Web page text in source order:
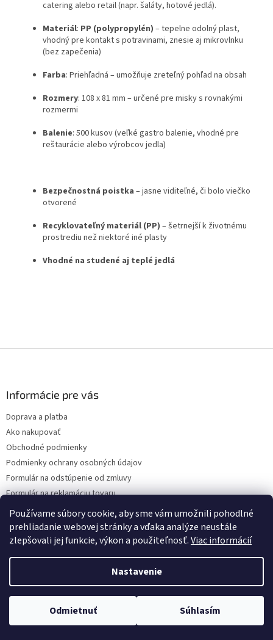
Používame súbory cookie, aby sme vám umožnili pohodlné
prehliadanie webovej stránky a vďaka analýze neustále
zlepšovali jej funkcie, výkon a použiteľnosť.Viac informácií
Nastavenie
Odmietnuť Súhlasím
catering alebo retail (napr. šaláty, hotové jedlá).
Materiál: PP (polypropylén) – tepelne odolný plast,
vhodný pre kontakt s potravinami, znesie aj mikrovlnku
(bez zapečenia)
Farba: Priehľadná – umožňuje zreteľný pohľad na obsah
Rozmery: 108 x 81 mm – určené pre misky s rovnakými
rozmermi
Balenie: 500 kusov (veľké gastro balenie, vhodné pre
reštaurácie alebo výrobcov jedla)
Bezpečnostná poistka – jasne viditeľné, či bolo viečko
otvorené
Recyklovateľný materiál (PP) – šetrnejší k životnému
prostrediu než niektoré iné plasty
Vhodné na studené aj teplé jedlá
Informácie pre vás
Doprava a platba
Ako nakupovať
Obchodné podmienky
Podmienky ochrany osobných údajov
Formulár na odstúpenie od zmluvy
Formulár na reklamáciu tovaru
Kontakty
Copyright 2026www.hygart.sk. Všetky práva vyhradené.Upraviť